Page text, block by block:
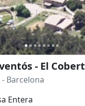
- El Cobert
- Barcelona
Entera